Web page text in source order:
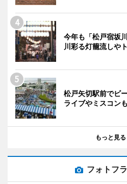
今年も「松戸宿坂
川彩る灯籠流しや
松戸矢切駅前でビ
ライブやミスコンも
もっと見る
フォトフ